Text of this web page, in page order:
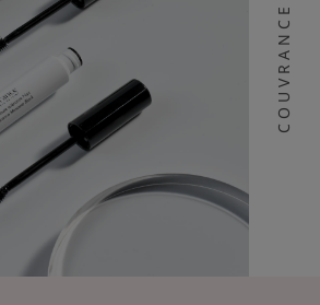
COUVRANCE